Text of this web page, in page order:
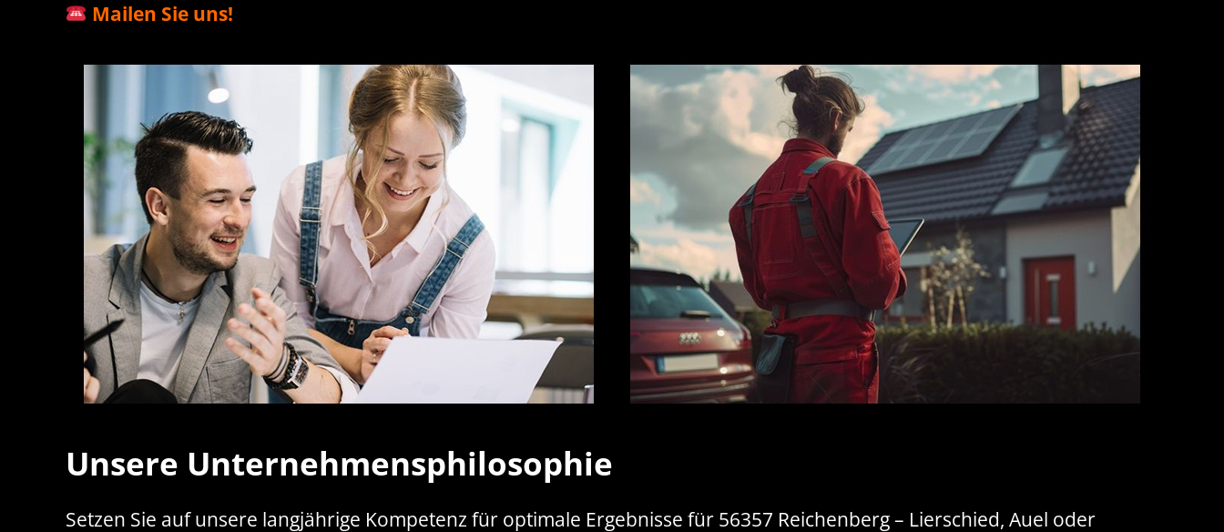
Mailen Sie uns!
Unsere Unternehmensphilosophie
Setzen Sie auf unsere langjährige Kompetenz für optimale Ergebnisse für 56357 Reichenberg – Lierschied, Auel oder